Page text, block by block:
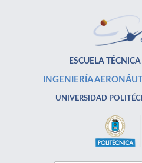
ESCUELA
INGENIERÍA
UNIVERSIDAD